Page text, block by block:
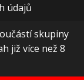
údajů
skupiny
již více než 8